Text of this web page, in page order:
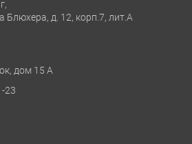
Блюхера, д. 12, корп.7, лит.А
дом 15 А
23